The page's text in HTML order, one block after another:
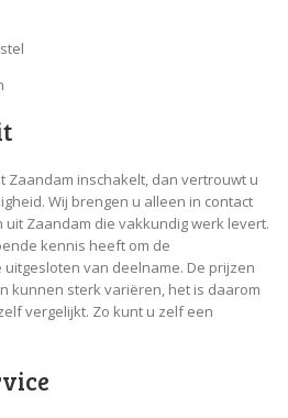
Zaandam inschakelt, dan vertrouwt u
Wij brengen u alleen in contact
Zaandam die vakkundig werk levert.
kennis heeft om de
van deelname. De prijzen
kunnen sterk variëren, het is daarom
vergelijkt. Zo kunt u zelf een